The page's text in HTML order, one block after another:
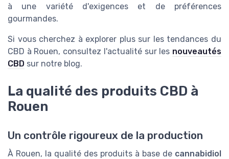
à une variété d'exigences et de préférences
gourmandes.
Si vous cherchez à explorer plus sur les tendances du
CBD à Rouen, consultez l'actualité sur les nouveautés
CBD sur notre blog.
La qualité des produits CBD à
Rouen
Un contrôle rigoureux de la production
À Rouen, la qualité des produits à base de cannabidiol